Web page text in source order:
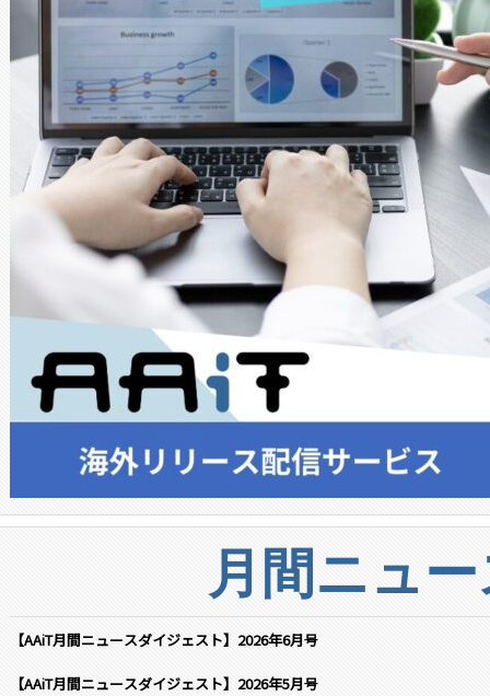
月間ニュ
【AAiT月間ニュースダイジェスト】2026年6月号
【AAiT月間ニュースダイジェスト】2026年5月号